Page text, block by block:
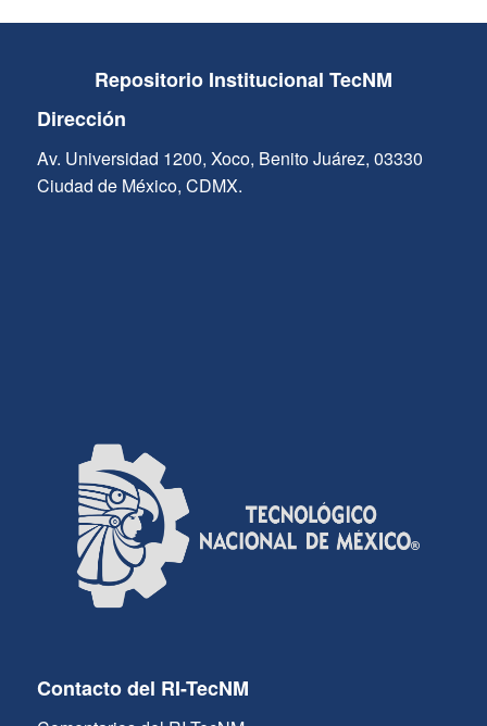
Repositorio Institucional TecNM
Dirección
Av. Universidad 1200, Xoco, Benito Juárez, 03330
Ciudad de México, CDMX.
Contacto del RI-TecNM